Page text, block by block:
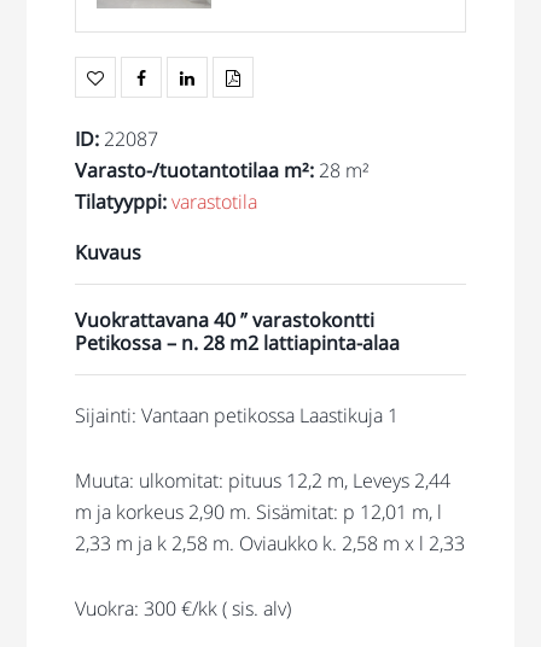
ID: 22087
Varasto-/tuotantotilaa m²: 28 m²
Tilatyyppi:varastotila
Kuvaus
Vuokrattavana 40 ” varastokontti
Petikossa – n. 28 m2 lattiapinta-alaa
Sijainti: Vantaan petikossa Laastikuja 1
Muuta: ulkomitat: pituus 12,2 m, Leveys 2,44
m ja korkeus 2,90 m. Sisämitat: p 12,01 m, l
2,33 m ja k 2,58 m. Oviaukko k. 2,58 m x l 2,33
Vuokra: 300 €/kk ( sis. alv)